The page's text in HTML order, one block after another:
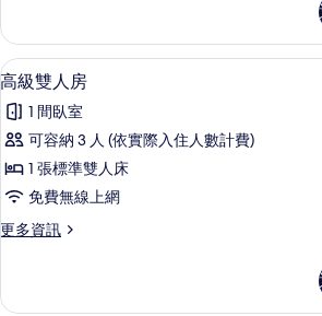
房
的
所
有
相
片
家
庭
四
房
的
情
顯
示
高
級
雙
房
所
高級雙人
7
高級雙人房
1 間臥室
可容納 3 人 (依實際入住人數計費)
1 張標準雙人床
免費無線上網
更多資訊
更
雙